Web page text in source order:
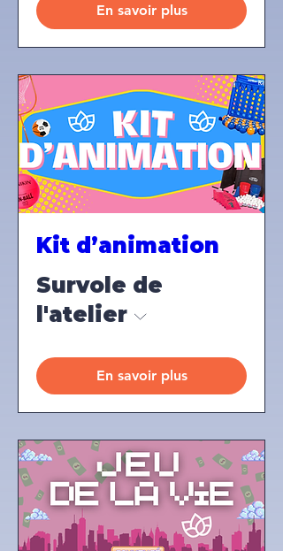
En savoir plus
Kit d’animation
Survole de
l'atelier
En savoir plus